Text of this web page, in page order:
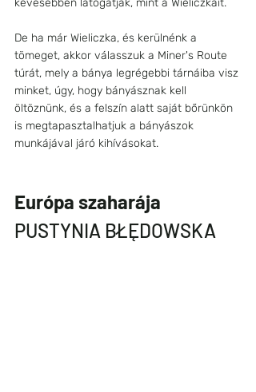
kevesebben látogatják, mint a Wieliczkait.
De ha már Wieliczka, és kerülnénk a
tömeget, akkor válasszuk a Miner's Route
túrát, mely a bánya legrégebbi tárnáiba visz
minket, úgy, hogy bányásznak kell
öltöznünk, és a felszín alatt saját bőrünkön
is megtapasztalhatjuk a bányászok
munkájával járó kihívásokat.
Európa szaharája
PUSTYNIA BŁĘDOWSKA